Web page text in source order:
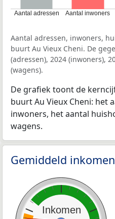
Aantal adressen Aantal inwoners
Aantal adressen, inwoners,
buurt Au Vieux Cheni. De
(adressen), 2024 (inwoners),
(wagens).
De grafiek toont de
buurt Au Vieux Cheni: het
inwoners, het aantal
wagens.
Gemiddeld
Inkomen